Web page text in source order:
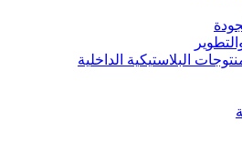
البلاستيكية الداخلية